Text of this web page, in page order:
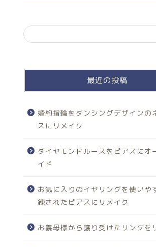
最近の投稿
婚約指輪をダンシングデザインの
スにリメイク
ダイヤモンドルースをピアスにオ
イド
お気に入りのイヤリングを使いや
練されたピアスにリメイク
お義母様から譲り受けたリングを